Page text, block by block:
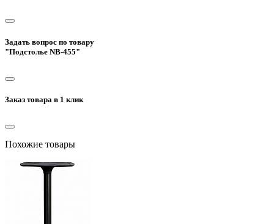
Задать вопрос по товару
"Подстолье NB-455"
Заказ товара в 1 клик
Похожие товары